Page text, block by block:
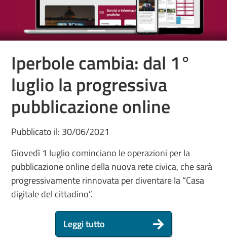
Iperbole cambia: dal 1°
luglio la progressiva
pubblicazione online
Pubblicato il: 30/06/2021
Giovedì 1 luglio cominciano le operazioni per la
pubblicazione online della nuova rete civica, che sarà
progressivamente rinnovata per diventare la “Casa
digitale del cittadino”.
Leggi tutto